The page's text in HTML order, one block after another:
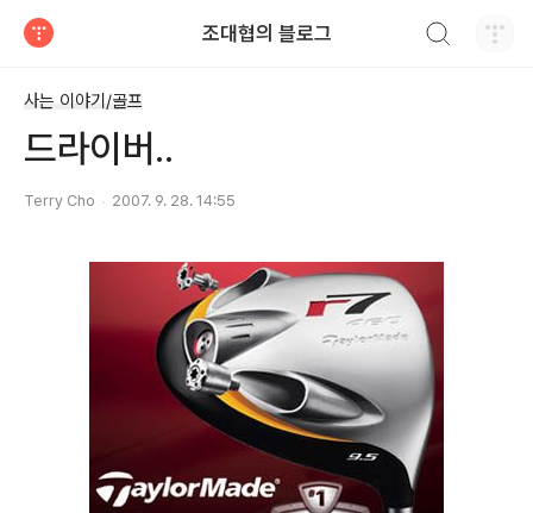
조대협의 블로그
사는 이야기/골프
드라이버..
Terry Cho 2007. 9. 28. 14:55